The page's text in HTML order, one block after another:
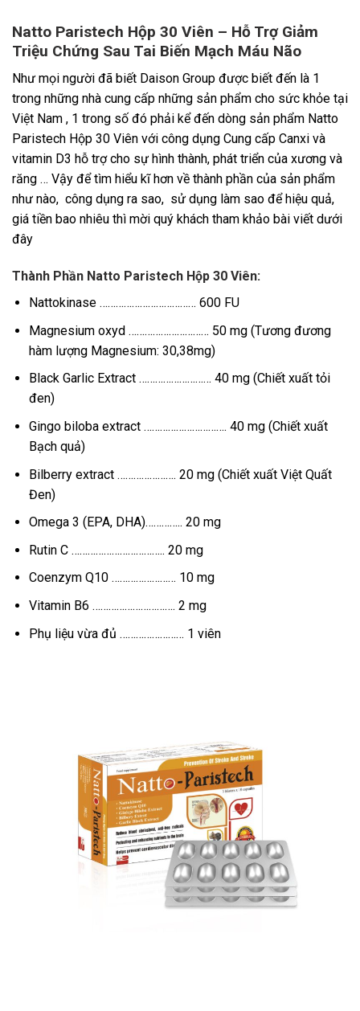
Natto Paristech Hộp 30 Viên – Hỗ Trợ Giảm
Triệu Chứng Sau Tai Biến Mạch Máu Não
Như mọi người đã biết Daison Group được biết đến là 1
trong những nhà cung cấp những sản phẩm cho sức khỏe tại
Việt Nam , 1 trong số đó phải kể đến dòng sản phẩm Natto
Paristech Hộp 30 Viên với công dụng Cung cấp Canxi và
vitamin D3 hỗ trợ cho sự hình thành, phát triển của xương và
răng … Vậy để tìm hiểu kĩ hơn về thành phần của sản phẩm
như nào, công dụng ra sao, sử dụng làm sao để hiệu quả,
giá tiền bao nhiêu thì mời quý khách tham khảo bài viết dưới
đây
Thành Phần Natto Paristech Hộp 30 Viên:
Nattokinase ……………………………… 600 FU
Magnesium oxyd ………………………… 50 mg (Tương đương
hàm lượng Magnesium: 30,38mg)
Black Garlic Extract ……………………… 40 mg (Chiết xuất tỏi
đen)
Gingo biloba extract …………………………. 40 mg (Chiết xuất
Bạch quả)
Bilberry extract …………………. 20 mg (Chiết xuất Việt Quất
Đen)
Omega 3 (EPA, DHA)………….. 20 mg
Rutin C …………………………….. 20 mg
Coenzym Q10 …………………… 10 mg
Vitamin B6 …………………………. 2 mg
Phụ liệu vừa đủ …………………… 1 viên